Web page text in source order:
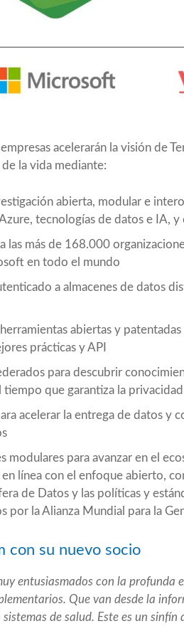
acelerarán la visión de
la vida mediante:
abierta, modular e
tecnologías de datos e IA, y
las más de 168.000
en todo el mundo
a almacenes de datos
abiertas y patentadas
prácticas y API
para descubrir
que garantiza la
acelerar la entrega de datos y
modulares para avanzar en el
línea con el enfoque abierto,
de Datos y las políticas y
por la Alianza Mundial para la
con su nuevo socio
entusiasmados con la profunda
Que van desde la
de salud. Este es un sinfín